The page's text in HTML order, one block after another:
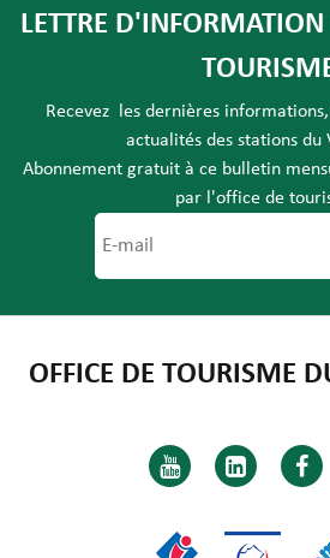
LETTRE D'INFORMATION
Recevez les dernières
actualités des stations du
Abonnement gratuit à ce bulletin
par l'office de
OFFICE DE TOURISME